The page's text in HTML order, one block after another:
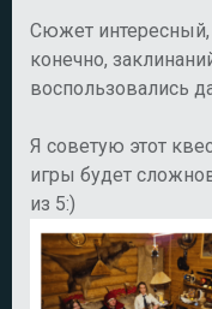
Сюжет интересный,
конечно,
воспользовались
Я советую этот
игры будет
из 5:)